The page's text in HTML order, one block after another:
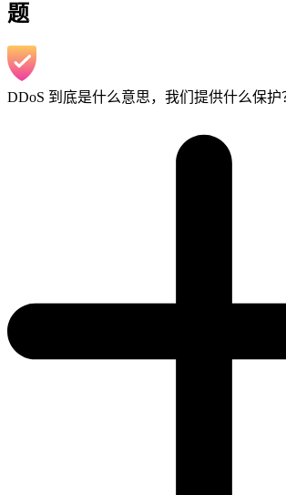
题
DDoS 到底是什么意思，我们提供什么保护